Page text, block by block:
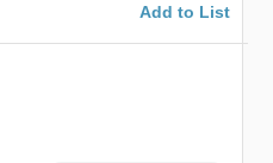
Add to List